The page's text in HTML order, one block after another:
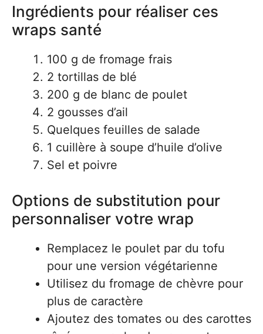
Ingrédients pour réaliser ces
wraps santé
100 g de fromage frais
2 tortillas de blé
200 g de blanc de poulet
2 gousses d’ail
Quelques feuilles de salade
1 cuillère à soupe d’huile d’olive
Sel et poivre
Options de substitution pour
personnaliser votre wrap
Remplacez le poulet par du tofu
pour une version végétarienne
Utilisez du fromage de chèvre pour
plus de caractère
Ajoutez des tomates ou des carottes